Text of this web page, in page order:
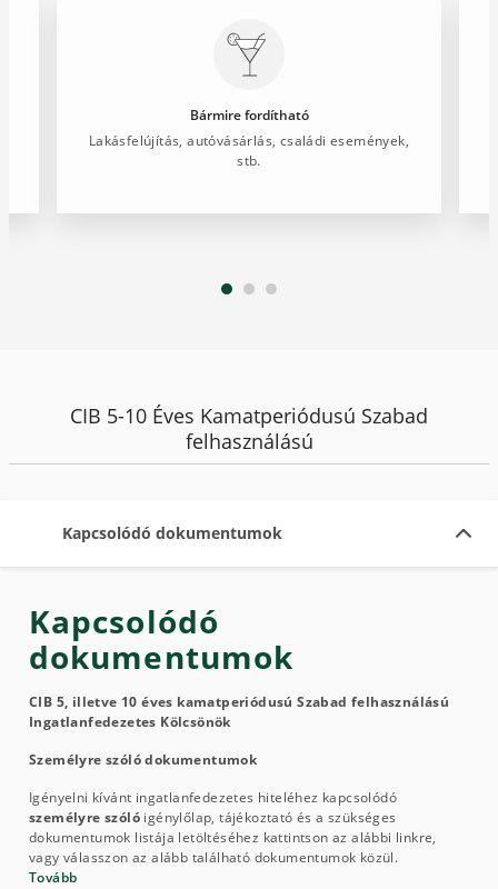
Bármire fordítható
Lakásfelújítás, autóvásárlás, családi események,
stb.
CIB 5-10 Éves Kamatperiódusú Szabad
felhasználású
Kapcsolódó dokumentumok
Kapcsolódó
dokumentumok
CIB 5, illetve 10 éves kamatperiódusú Szabad felhasználású
Ingatlanfedezetes Kölcsönök
Személyre szóló dokumentumok
Igényelni kívánt ingatlanfedezetes hiteléhez kapcsolódó
személyre szólóigénylőlap, tájékoztató és a szükséges
dokumentumok listája letöltéséhez kattintson az alábbi linkre,
vagy válasszon az alább található dokumentumok közül.
Tovább